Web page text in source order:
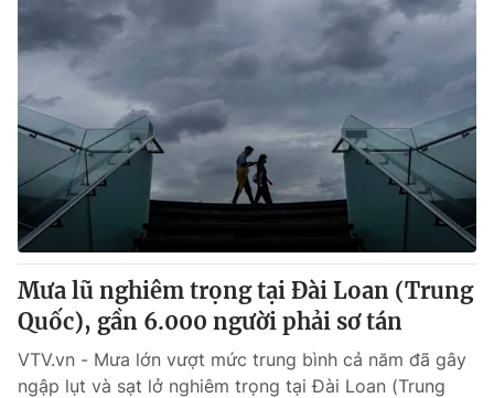
THỜI BÁO VTV
Theo dõi báo trên
Cơ quan chủ quản:Đài Truyền hình Việt Nam
Cơ quan báo chí:
Thời báo VTV
Giấy phép hoạt động báo in và báo điện tử số 483/GP-BTTTT
cấp ngày 29/12/2023
Tổng Biên tập:Vũ Thanh Thủy
Phó Tổng Biên tập:Nguyễn Thị Mỹ Hạnh, Phạm Quốc Thắng,
Nguyễn Trọng Ninh
024.38 355 931 - 024.38 355 932
Ðiện thoại Thời báo VTV:024.66 897 897
Mưa lũ nghiêm trọng tại Đài Loan (Trung
Quốc), gần 6.000 người phải sơ tán
VTV.vn - Mưa lớn vượt mức trung bình cả năm đã gây
ngập lụt và sạt lở nghiêm trọng tại Đài Loan (Trung